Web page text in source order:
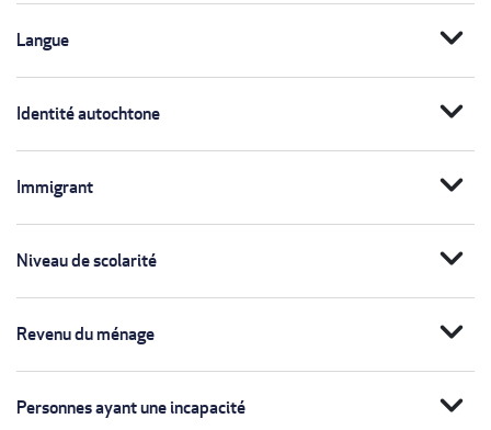
Langue expand_more
Identité autochtone expand_more
Immigrant expand_more
Niveau de scolarité expand_more
Revenu du ménage expand_more
Personnes ayant une incapacité expand_more